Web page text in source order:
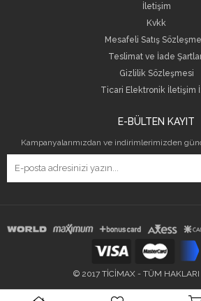
İletişim
Kvkk
Mesafeli Satış
Teslimat ve İade
Gizlilik Sözleşmesi
Ticari Elektronik İletişim
E-BÜLTEN KAYIT
Kampanyalarımızdan ve indirimlerimizden
© 2017 TİCİMAX - TÜM HAKLARI